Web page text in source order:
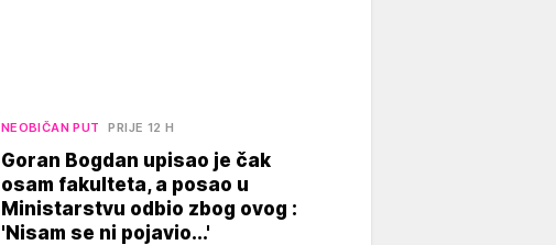
NEOBIČAN PUT PRIJE 12 H
Goran Bogdan upisao je čak
osam fakulteta, a posao u
Ministarstvu odbio zbog ovog :
'Nisam se ni pojavio...'